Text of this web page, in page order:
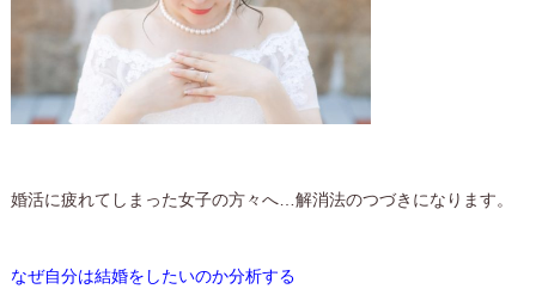
婚活に疲れてしまった女子の方々へ…解消法のつづきになります。
なぜ自分は結婚をしたいのか分析する